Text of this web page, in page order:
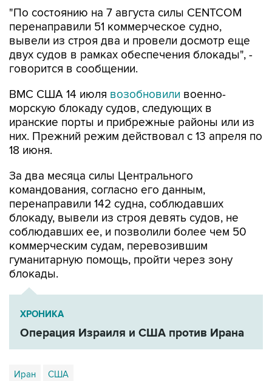
"По состоянию на 7 августа силы CENTCOM
перенаправили 51 коммерческое судно,
вывели из строя два и провели досмотр еще
двух судов в рамках обеспечения блокады", -
говорится в сообщении.
ВМС США 14 июля возобновили военно-
морскую блокаду судов, следующих в
иранские порты и прибрежные районы или из
них. Прежний режим действовал с 13 апреля по
18 июня.
За два месяца силы Центрального
командования, согласно его данным,
перенаправили 142 судна, соблюдавших
блокаду, вывели из строя девять судов, не
соблюдавших ее, и позволили более чем 50
коммерческим судам, перевозившим
гуманитарную помощь, пройти через зону
блокады.
ХРОНИКА
Операция Израиля и США против Ирана
Иран США